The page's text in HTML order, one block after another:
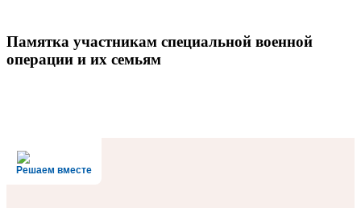
Памятка участникам специальной военной
операции и их семьям
Решаем вместе